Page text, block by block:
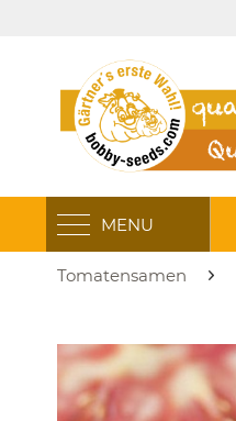
MENU
Tomatensamen